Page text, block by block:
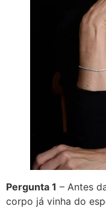
Pergunta 1 – Antes
corpo já vinha do